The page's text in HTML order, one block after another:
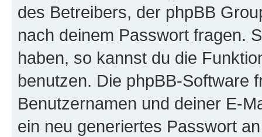
des Betreibers, der phpBB
nach deinem Passwort fragen.
haben, so kannst du die
benutzen. Die phpBB-Software
Benutzernamen und deiner E-
ein neu generiertes Passwort